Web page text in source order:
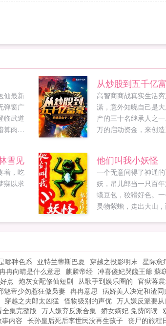
仙最新
弹窗广
临武道
算肉身
从炒股到五千亿
高智商商战真实生活
潇，意外知晓自己是
产的三十名继承人之
万的启动资金，来创
雪见
着，吃
寐以求
他们叫我小妖怪
一个无意间得了神通
妖，吊儿郎当一只百
蟆豆包，狡猾好色。
灵物紫蟾，走出大山
然不知道自己身上埋
让权贵弯腰，让同行
让黑道乱抖，让猴子
被称为妖孽一般的存
心，始终未变！张小
就收钱财，叫两声，
豆包咕咕咕！张小妖
哪种色系 亚特兰蒂斯巴夏 穿越之投影明末 星际愈
冉向晴是什么意思 麒麟帝经 冲喜傻妃哭饞王爺 蘇
点 炮灰女配修仙短剧 从歌手到娱乐圈的 官狱蒋
魅帝少勿惹狂傲枭妻 冉冉意思 病娇美人决定和渣
穿越之夫郎太凶猛 怪物级别的声优 万人嫌反派要
集完整版 万人嫌弃反派合集 娇女嫡妃 免费阅读
内容 长孙皇后死后李世民没再生孩子 丧尸的旅程